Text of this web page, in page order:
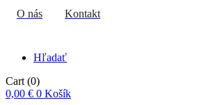
O nás
Kontakt
Hľadať
Cart (0)
0,00 € 0 Košík